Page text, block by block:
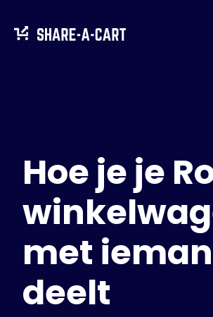
Oplossingen
Voor
Voor scholen
Voor
Haal
Hoe je je
met
deelt